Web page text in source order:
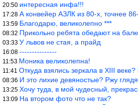
20:50 интересная инфа!!!
17:28 А конвейер АЗЛК из 80-х, точнее 86-87
13:59 Благодарю, великолепно ***
08:32 Прикольно ребята обедают на
03:33 У львов не стая, а прайд
16:08 ---------------
11:53 Моника великолепна!
11:41 Откуда взялись зеркала в XIII веке?
08:36 И это лихие девяностые? Ржу
13:25 Хочу туда, в мой чудесный,
13:09 На втором фото что не так?